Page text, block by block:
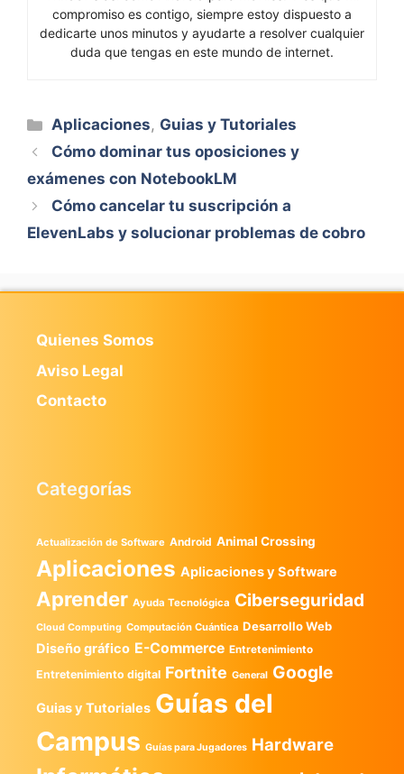
compromiso es contigo, siempre estoy dispuesto a
dedicarte unos minutos y ayudarte a resolver cualquier
duda que tengas en este mundo de internet.
Categorías
Aplicaciones, Guias y Tutoriales
Cómo dominar tus oposiciones y
exámenes con NotebookLM
Cómo cancelar tu suscripción a
ElevenLabs y solucionar problemas de cobro
Quienes Somos
Aviso Legal
Contacto
Categorías
Actualización de Software Android Animal Crossing
Aplicaciones Aplicaciones y Software
Aprender Ayuda Tecnológica Ciberseguridad
Cloud Computing Computación Cuántica Desarrollo Web
Diseño gráfico E-Commerce Entretenimiento
Entretenimiento digital Fortnite General Google
Guias y Tutoriales Guías del
Campus Guías para Jugadores Hardware